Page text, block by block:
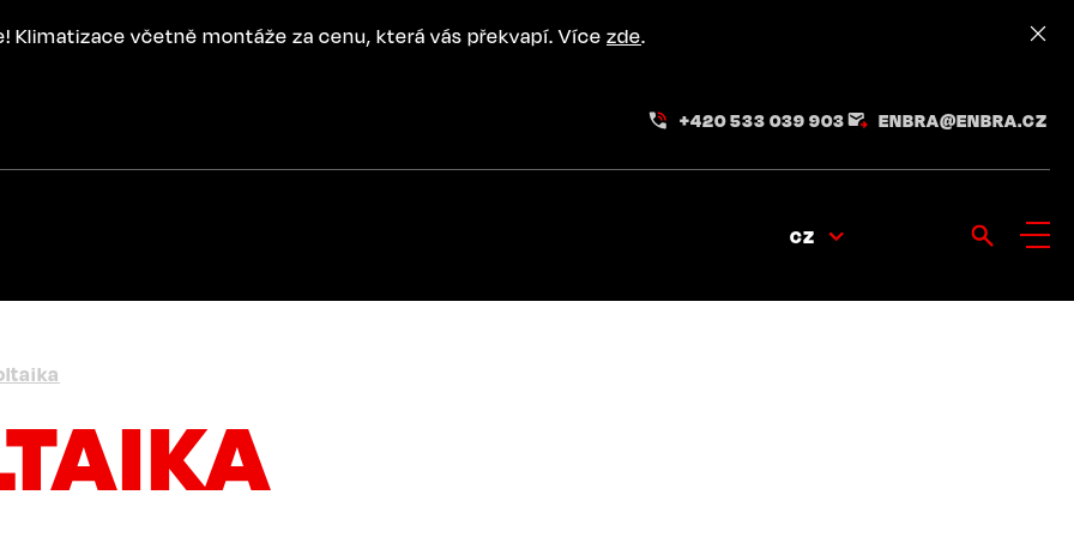
Klimatizace včetně montáže za cenu, která vás překvapí. Více zde.
+420 533 039 903 ENBRA@ENBRA.CZ
CZ